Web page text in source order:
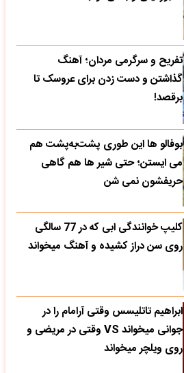
تفریح و سرگرمی مردان؛ آهنگ
گذاشتن و دست زدن برای عروسک تا
برقصد!
بوفالو ها این‌ طوری پشت‌به‌پشت هم
می‌ ایستن؛ حتی شیر ها هم گاهی
حریفشون نمی‌ شن
کلیپ خوانندگی ابی که در 77 سالگی
روی سن دراز کشیده و آهنگ میخواند
ابراهیم تاتلیسس وقتی آرامام را در
جوانی میخواند VS وقتی در مریضی و
روی ویلچر میخواند